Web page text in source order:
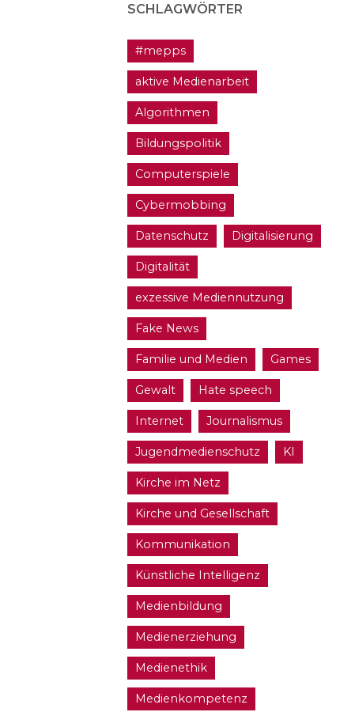
SCHLAGWÖRTER
#mepps
aktive Medienarbeit
Algorithmen
Bildungspolitik
Computerspiele
Cybermobbing
Datenschutz Digitalisierung
Digitalität
exzessive Mediennutzung
Fake News
Familie und Medien Games
Gewalt Hate speech
Internet Journalismus
Jugendmedienschutz KI
Kirche im Netz
Kirche und Gesellschaft
Kommunikation
Künstliche Intelligenz
Medienbildung
Medienerziehung
Medienethik
Medienkompetenz